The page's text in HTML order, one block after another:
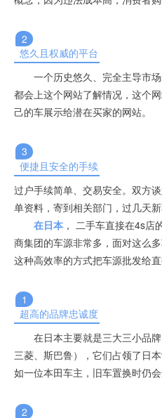
2
悠久且权威的平台
一个历史悠久、完全主导市
都会上这个网站了解情况，这个
己的车展示给潜在买家的网站。
3
便捷且安全的手续
过户手续简单、交易安全。双方
单资料，寄到相关部门，过几天
在日本 ， 二手车直接在4s店
商集团的车源非常多，面对这么
这种高效率的方式把车源批发给直
1
超高的品牌忠诚度
在日本主要就是三大三小品
三菱、斯巴鲁），它们占领了日
如一位本田车主，旧车置换时仍会
2